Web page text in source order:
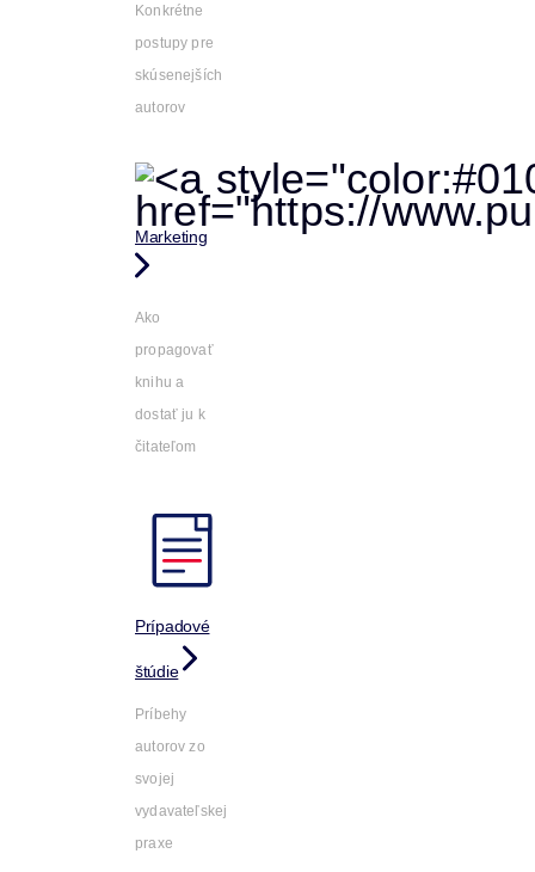
Konkrétne
postupy pre
skúsenejších
autorov
Marketing
Ako
propagovať
knihu a
dostať ju k
čitateľom
Prípadové
štúdie
Príbehy
autorov zo
svojej
vydavateľskej
praxe